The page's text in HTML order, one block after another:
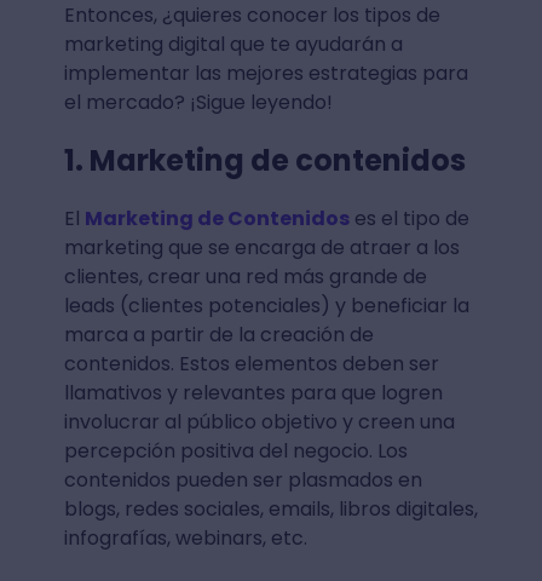
Entonces, ¿quieres conocer los tipos de
marketing digital que te ayudarán a
implementar las mejores estrategias para
el mercado? ¡Sigue leyendo!
1. Marketing de contenidos
El Marketing de Contenidoses el tipo de
marketing que se encarga de atraer a los
clientes, crear una red más grande de
leads (clientes potenciales) y beneficiar la
marca a partir de la creación de
contenidos. Estos elementos deben ser
llamativos y relevantes para que logren
involucrar al público objetivo y creen una
percepción positiva del negocio. Los
contenidos pueden ser plasmados en
blogs, redes sociales, emails, libros digitales,
infografías, webinars, etc.